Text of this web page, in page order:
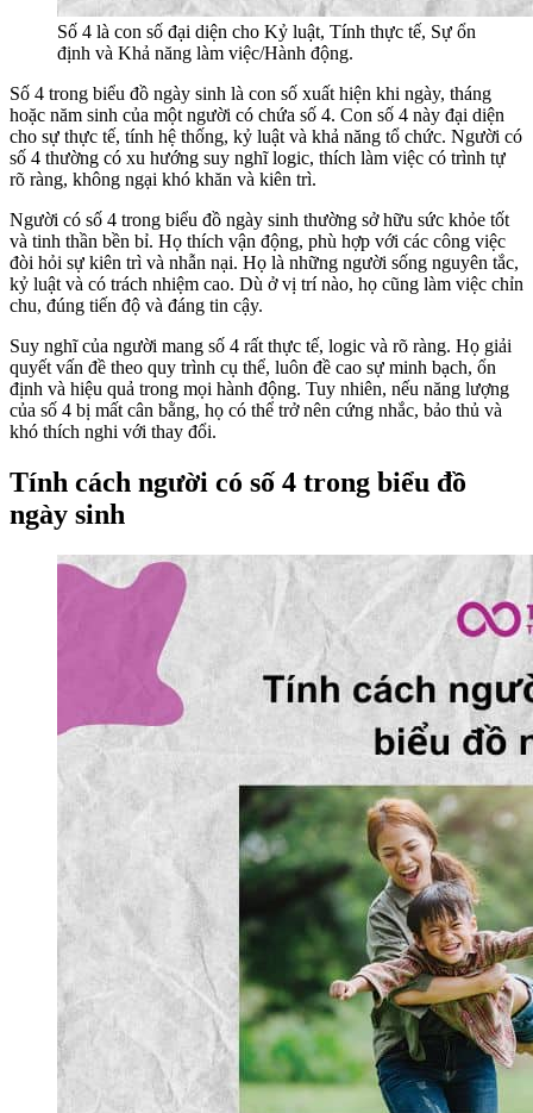
Số 4 là con số đại diện cho Kỷ luật, Tính thực tế, Sự ổn
định và Khả năng làm việc/Hành động.
Số 4 trong biểu đồ ngày sinh là con số xuất hiện khi ngày, tháng
hoặc năm sinh của một người có chứa số 4. Con số 4 này đại diện
cho sự thực tế, tính hệ thống, kỷ luật và khả năng tổ chức. Người có
số 4 thường có xu hướng suy nghĩ logic, thích làm việc có trình tự
rõ ràng, không ngại khó khăn và kiên trì.
Người có số 4 trong biểu đồ ngày sinh thường sở hữu sức khỏe tốt
và tinh thần bền bỉ. Họ thích vận động, phù hợp với các công việc
đòi hỏi sự kiên trì và nhẫn nại. Họ là những người sống nguyên tắc,
kỷ luật và có trách nhiệm cao. Dù ở vị trí nào, họ cũng làm việc chỉn
chu, đúng tiến độ và đáng tin cậy.
Suy nghĩ của người mang số 4 rất thực tế, logic và rõ ràng. Họ giải
quyết vấn đề theo quy trình cụ thể, luôn đề cao sự minh bạch, ổn
định và hiệu quả trong mọi hành động. Tuy nhiên, nếu năng lượng
của số 4 bị mất cân bằng, họ có thể trở nên cứng nhắc, bảo thủ và
khó thích nghi với thay đổi.
Tính cách người có số 4 trong biểu đồ
ngày sinh